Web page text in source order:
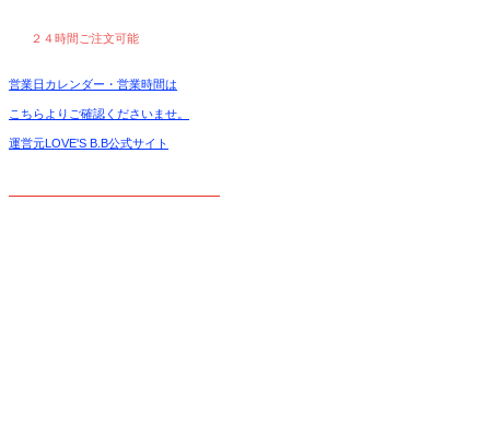
２４時間ご注文可能
営業日カレンダー・営業時間は
こちらよりご確認くださいませ。
運営元LOVE'S B.B公式サイト